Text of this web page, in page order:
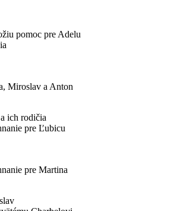
pomoc pre Adelu
Miroslav a Anton
ich rodičia
pre Ľubicu
pre Martina